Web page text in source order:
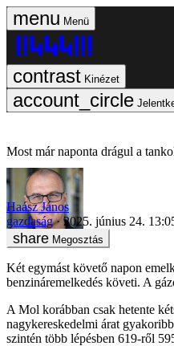
Menü
Kinézet
Most már naponta drágul a
Haász János
gazdaság
2025. június 24.
Megosztás
Két egymást követő napon
benzináremelkedés követi. A
A Mol korábban csak hetente
nagykereskedelmi árat
szintén több lépésben 619-ről